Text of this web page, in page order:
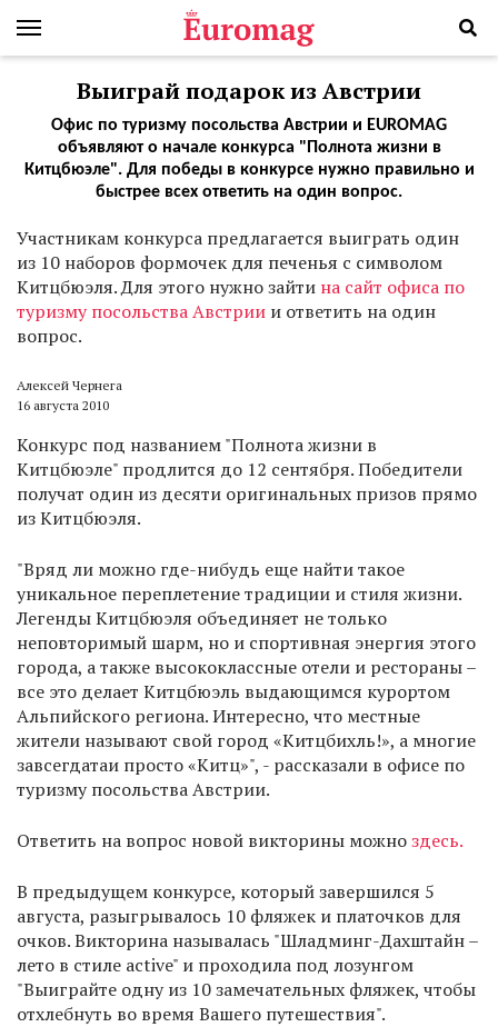
Выиграй подарок из Австрии
Офис по туризму посольства Австрии и EUROMAG
объявляют о начале конкурса "Полнота жизни в
Китцбюэле". Для победы в конкурсе нужно правильно и
быстрее всех ответить на один вопрос.
Участникам конкурса предлагается выиграть один
из 10 наборов формочек для печенья с символом
Китцбюэля. Для этого нужно зайти на сайт офиса по
туризму посольства Австрии и ответить на один
вопрос.
Алексей Чернега
16 августа 2010
Конкурс под названием "Полнота жизни в
Китцбюэле" продлится до 12 сентября. Победители
получат один из десяти оригинальных призов прямо
из Китцбюэля.
"Вряд ли можно где-нибудь еще найти такое
уникальное переплетение традиции и стиля жизни.
Легенды Китцбюэля объединяет не только
неповторимый шарм, но и спортивная энергия этого
города, а также высококлассные отели и рестораны –
все это делает Китцбюэль выдающимся курортом
Альпийского региона. Интересно, что местные
жители называют свой город «Китцбихль!», а многие
завсегдатаи просто «Китц»", - рассказали в офисе по
туризму посольства Австрии.
Ответить на вопрос новой викторины можноздесь.
В предыдущем конкурсе, который завершился 5
августа, разыгрывалось 10 фляжек и платочков для
очков. Викторина называлась "Шладминг-Дахштайн –
лето в стиле active" и проходила под лозунгом
"Выиграйте одну из 10 замечательных фляжек, чтобы
отхлебнуть во время Вашего путешествия".